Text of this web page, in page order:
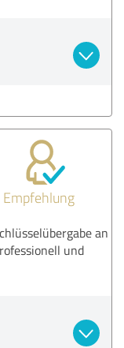
Empfehlung
an
und